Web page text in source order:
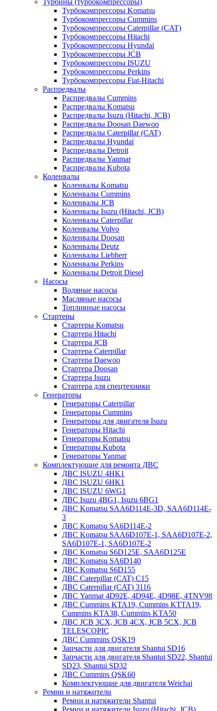
Турбокомпрессоры Komatsu
Турбокомпрессоры Cummins
Турбокомпрессоры Caterpillar (CAT)
Турбокомпрессоры Hitachi
Турбокомпрессоры Hyundai
Турбокомпрессоры JCB
Турбокомпрессоры ISUZU
Турбокомпрессоры Perkins
Турбокомпрессоры Fiat-Hitachi
Распредвалы
Распредвалы Cummins
Распредвалы Komatsu
Распредвалы Isuzu (Hitachi, JCB)
Распредвалы Doosan Daewoo
Распредвалы Caterpillar (CAT)
Распредвалы Hyundai
Распредвалы Detroit
Распредвалы Yanmar
Распредвалы Kubota
Коленвалы
Коленвалы Komatsu
Коленвалы Cummins
Коленвалы JCB
Коленвалы Isuzu (Hitachi, JCB)
Коленвалы Caterpillar
Коленвалы Volvo
Коленвалы Doosan
Коленвалы Deutz
Коленвалы Liebherr
Коленвалы Perkins
Коленвалы Detroit Diesel
Насосы
Водяные насосы
Масляные насосы
Топливные насосы
Стартеры
Стартеры Komatsu
Стартера Hitachi
Стартера JCB
Стартера Caterpillar
Стартера Daewoo
Стартера Doosan
Стартера Isuzu
Стартера для спецтехники
Генераторы
Генераторы Caterpillar
Генераторы Cummins
Генераторы для двигателя Isuzu
Генераторы Hitachi
Генераторы Komatsu
Генераторы Kubota
Генераторы Yanmar
Комплектующие для ремонта ДВС
ДВС ISUZU 4HK1
ДВС ISUZU 6HK1
ДВС ISUZU 6WG1
ДВС Isuzu 4BG1, Isuzu 6BG1
ДВС Komatsu SAA6D114E-3D, SAA6D114E-
3
ДВС Komatsu SA6D114E-2
ДВС Komatsu SAA6D107E-1, SAA6D107E-2,
SA6D107E-1, SA6D107E-2
ДВС Komatsu S6D125E, SAA6D125E
ДВС Komatsu SA6D140
ДВС Komatsu S6D155
ДВС Caterpillar (CAT) C15
ДВС Caterpillar (CAT) 3116
ДВС Yanmar 4D92E, 4D94E, 4D98E, 4TNV98
ДВС Cummins KTA19, Cummins KTTA19,
Cummins KTA38, Cummins KTA50
ДВС JCB 3CX, JCB 4CX, JCB 5CX, JCB
TELESCOPIC
ДВС Cummins QSK19
Запчасти для двигателя Shantui SD16
Запчасти для двигателя Shantui SD22, Shantui
SD23, Shantui SD32
ДВС Cummins QSK60
Комплектующие для двигателя Weichai
Ремни и натяжители
Ремни и натяжители Shantui
Ремни и натяжители Isuzu (Hitachi, JCB)